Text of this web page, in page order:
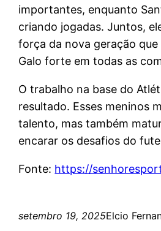
importantes, enquanto
criando jogadas. Juntos,
força da nova geração
Galo forte em todas as
O trabalho na base do
resultado. Esses meninos
talento, mas também
encarar os desafios do
Fonte: https://
setembro 19, 2025Elcio